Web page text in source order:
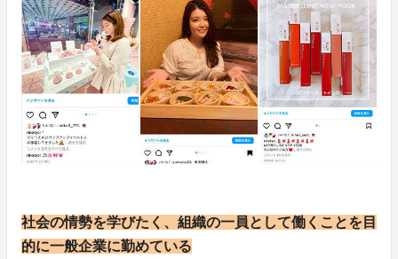
社会の情勢を学びたく、組織の一員として働くことを目
的に一般企業に勤めている